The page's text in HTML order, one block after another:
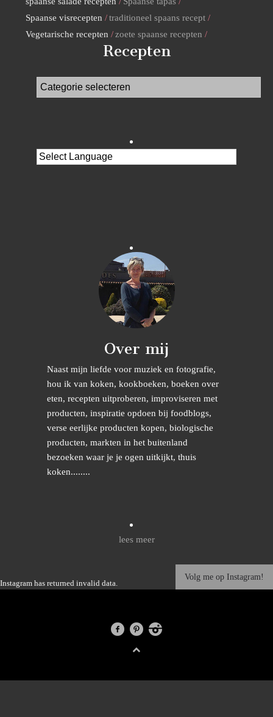
Spaanse visrecepten
traditioneel spaans recept
Vegetarische recepten
zoete spaanse recepten
Recepten
Over mij
Naast mijn liefde voor muziek en fotografie,
hou ik van koken, kookboeken, boeken over
eten, recepten uitproberen, improviseren met
producten, inspiratie opdoen bij foodblogs,
verse eerlijke producten kopen, biologische
producten, markten in het buitenland
bezoeken waar je je ogen uitkijkt, thuis
koken........
lees meer
Instagram has returned invalid data.
Volg me op Instagram!